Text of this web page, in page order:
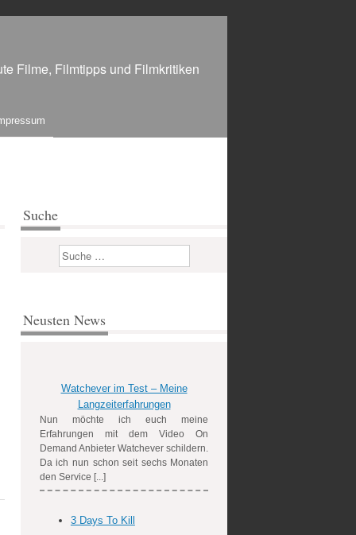
Filme, Filmtipps und Filmkritiken
Suche
Suchen
Neusten News
Watchever im Test – Meine
Langzeiterfahrungen
Nun möchte ich euch meine
Erfahrungen mit dem Video On
Demand Anbieter Watchever schildern.
Da ich nun schon seit sechs Monaten
den Service [...]
3 Days To Kill